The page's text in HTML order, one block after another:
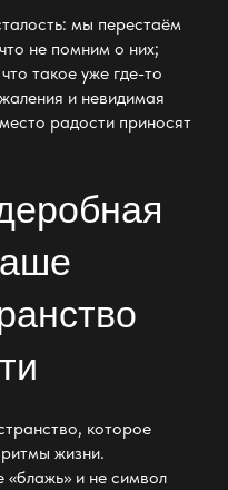
мы перестаём
не помним о них;
такое уже где-то
и невидимая
радости приносят
которое
жизни.
«блажь» и не символ